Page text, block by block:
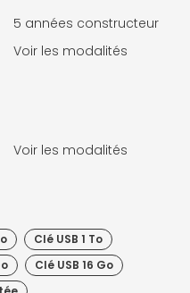
5 années constructeur
Voir les modalités
Voir les modalités
Clé USB 1 To
Clé USB 16 Go